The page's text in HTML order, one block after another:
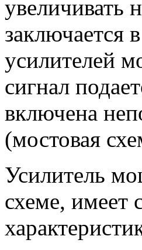
увеличивать
заключается
усилителей
сигнал
включена
(мостовая
Усилитель
схеме, имеет